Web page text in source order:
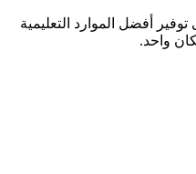
أفضل الموارد التعليمية
واحد.